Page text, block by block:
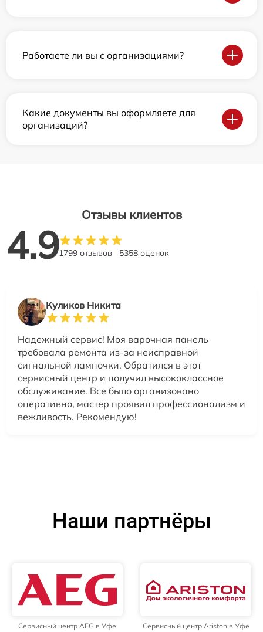
Работаете ли вы с организациями?
Какие документы вы оформляете для
организаций?
Отзывы клиентов
4.91799 отзывов 5358 оценок
Куликов Никита
Надежный сервис! Моя варочная панель
требовала ремонта из-за неисправной
сигнальной лампочки. Обратился в этот
сервисный центр и получил высококлассное
обслуживание. Все было организовано
оперативно, мастер проявил профессионализм и
вежливость. Рекомендую!
Наши партнёры
Сервисный центр AEG в Уфе Сервисный центр Ariston в Уфе